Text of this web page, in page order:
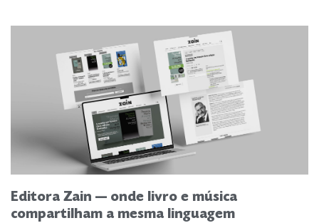
Editora Zain — onde livro e música
compartilham a mesma linguagem